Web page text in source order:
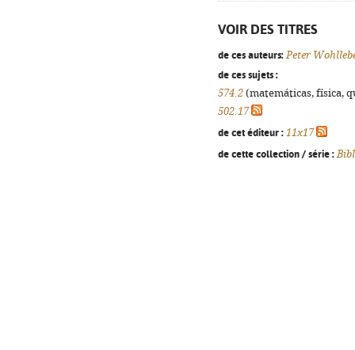
VOIR DES TITRES
de ces auteurs: Peter
de ces sujets :
574.2 (matemáticas, física,
502.17
de cet éditeur : 11x17
de cette collection / série :